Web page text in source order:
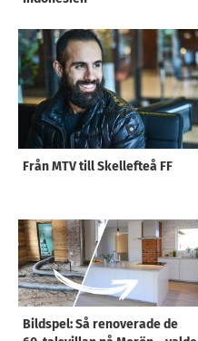
Från MTV till Skellefteå FF
Bildspel: Så renoverade de